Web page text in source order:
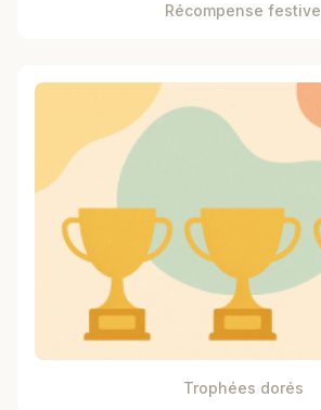
Récompense festive
Trophées dorés